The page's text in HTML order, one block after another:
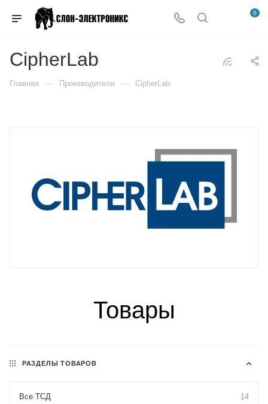
0
CipherLab
Главная — Производители — CipherLab
Товары
РАЗДЕЛЫ ТОВАРОВ
Все ТСД 14